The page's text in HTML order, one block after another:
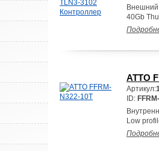
Внешний
40Gb
ATTO
Артикул:
ID:
Low